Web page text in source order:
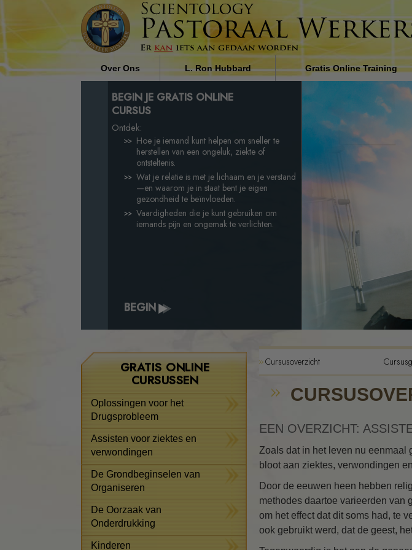
Over Ons
Wie zijn de Pastoraal Werkers?
Waarom Wij Helpen
L. Ron Hubbard
De Invloed van Religie op de
Maatschappij door L. Ron
Gratis Online Training
BEGIN JE GRATIS ONLINE
CURSUS
Ontdek:
Hoe je iemand kunt helpen om sneller te
herstellen van een ongeluk, ziekte of
ontsteltenis.
Wat je relatie is met je lichaam en je verstand
—en waarom je in staat bent je eigen
gezondheid te beïnvloeden.
Vaardigheden die je kunt gebruiken om
iemands pijn en ongemak te verlichten.
BEGIN
Cursusoverzicht
EEN OVERZICHT:
Zoals dat in het leven nu eenmaal
bloot aan ziektes, verwondingen
Door de eeuwen heen hebben
methodes daartoe varieerden van
om het effect dat dit soms had, te
ook gebruikt werd, dat de geest,
GRATIS ONLINE
CURSUSSEN
Oplossingen voor het
Drugsprobleem
Assisten voor ziektes en
verwondingen
De Grondbeginselen van
Organiseren
De Oorzaak van
Onderdrukking
Kinderen